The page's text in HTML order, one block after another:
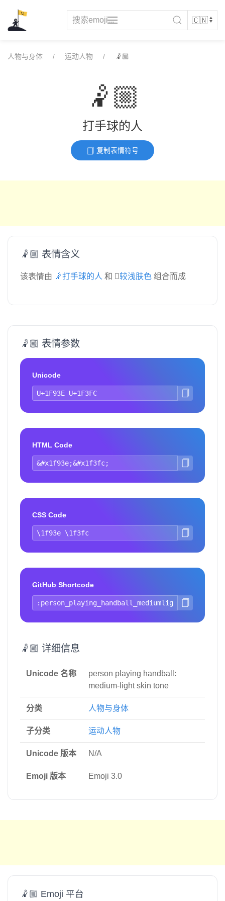
content
人物与身体 运动人物 🤾🏼
🤾🏼
打手球的人
复制表情符号
🤾🏼 表情含义
该表情由 🤾打手球的人 和🏼较浅肤色 组合而成
🤾🏼 表情参数
Unicode
HTML Code
CSS Code
GitHub Shortcode
🤾🏼 详细信息
Unicode 名称
person playing handball:
medium-light skin tone
分类 人物与身体
子分类 运动人物
Unicode 版本 N/A
Emoji 版本 Emoji 3.0
🤾🏼 Emoji 平台